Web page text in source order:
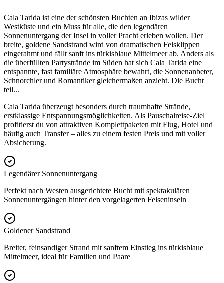
Cala Tarida ist eine der schönsten Buchten an Ibizas wilder
Westküste und ein Muss für alle, die den legendären
Sonnenuntergang der Insel in voller Pracht erleben wollen. Der
breite, goldene Sandstrand wird von dramatischen Felsklippen
eingerahmt und fällt sanft ins türkisblaue Mittelmeer ab. Anders als
die überfüllten Partystrände im Süden hat sich Cala Tarida eine
entspannte, fast familiäre Atmosphäre bewahrt, die Sonnenanbeter,
Schnorchler und Romantiker gleichermaßen anzieht. Die Bucht
teil...
Cala Tarida überzeugt besonders durch traumhafte Strände,
erstklassige Entspannungsmöglichkeiten. Als Pauschalreise-Ziel
profitierst du von attraktiven Komplettpaketen mit Flug, Hotel und
häufig auch Transfer – alles zu einem festen Preis und mit voller
Absicherung.
Legendärer Sonnenuntergang
Perfekt nach Westen ausgerichtete Bucht mit spektakulären
Sonnenuntergängen hinter den vorgelagerten Felseninseln
Goldener Sandstrand
Breiter, feinsandiger Strand mit sanftem Einstieg ins türkisblaue
Mittelmeer, ideal für Familien und Paare